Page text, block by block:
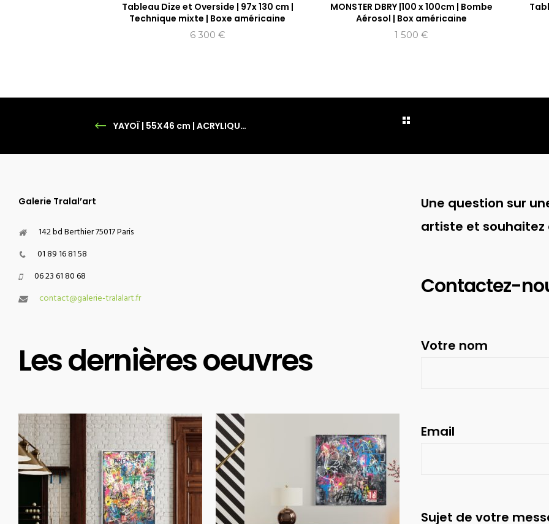
Tableau Dize et Overside | 97x 130 cm |
Technique mixte | Boxe américaine
6 300 €
MONSTER DBRY |100 x 100cm | Bombe
Aérosol | Box américaine
1 500 €
YAYOÏ | 55X46 cm | ACRYLIQUE SUR TOILE
Galerie Tralal’art
142 bd Berthier 75017 Paris
01 89 16 81 58
06 23 61 80 68
contact@galerie-tralalart.fr
Les dernières oeuvres
Une question sur
artiste et souhaitez
Contactez-
Votre nom
Email
Sujet de votre